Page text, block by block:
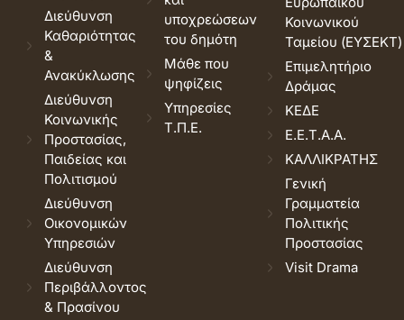
Διεύθυνση
Καθαριότητας
&
Ανακύκλωσης
Διεύθυνση
Κοινωνικής
Προστασίας,
Παιδείας και
Πολιτισμού
Διεύθυνση
Οικονομικών
Υπηρεσιών
Διεύθυνση
Περιβάλλοντος
& Πρασίνου
υποχρεώσεων
του δημότη
Μάθε που
ψηφίζεις
Υπηρεσίες
Τ.Π.Ε.
Κοινωνικού
Ταμείου (ΕΥΣΕΚΤ)
Επιμελητήριο
Δράμας
ΚΕΔΕ
Ε.Ε.Τ.Α.Α.
ΚΑΛΛΙΚΡΑΤΗΣ
Γενική
Γραμματεία
Πολιτικής
Προστασίας
Visit Drama